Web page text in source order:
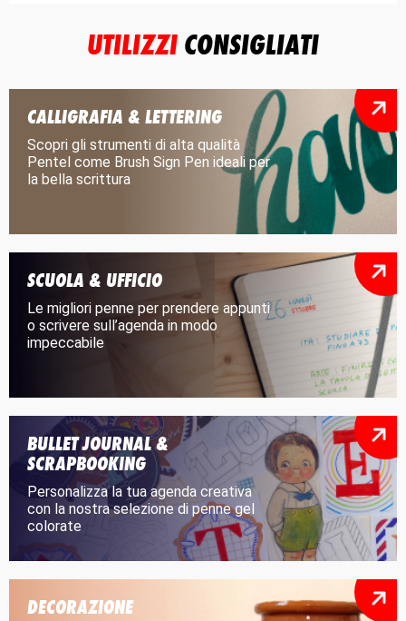
UTILIZZICONSIGLIATI
CALLIGRAFIA & LETTERING
Scopri gli strumenti di alta qualità
Pentel come Brush Sign Pen ideali per
la bella scrittura
SCUOLA & UFFICIO
Le migliori penne per prendere appunti
o scrivere sull’agenda in modo
impeccabile
BULLET JOURNAL &
SCRAPBOOKING
Personalizza la tua agenda creativa
con la nostra selezione di penne gel
colorate
DECORAZIONE